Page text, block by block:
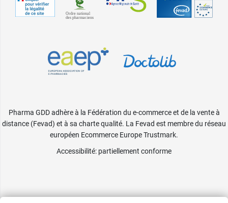
Pharma GDD adhère à la Fédération du e-commerce et de la vente à
distance (Fevad) et à sa charte qualité. La Fevad est membre du réseau
européen Ecommerce Europe Trustmark.
Accessibilité: partiellement conforme